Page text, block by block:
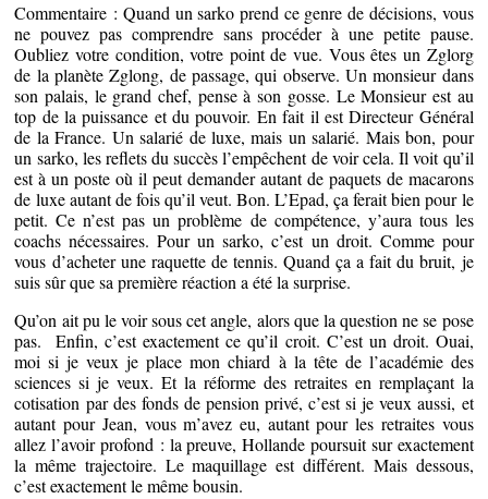
Commentaire : Quand un sarko prend ce genre de décisions, vous
ne pouvez pas comprendre sans procéder à une petite pause.
Oubliez votre condition, votre point de vue. Vous êtes un Zglorg
de la planète Zglong, de passage, qui observe. Un monsieur dans
son palais, le grand chef, pense à son gosse. Le Monsieur est au
top de la puissance et du pouvoir. En fait il est Directeur Général
de la France. Un salarié de luxe, mais un salarié. Mais bon, pour
un sarko, les reflets du succès l’empêchent de voir cela. Il voit qu’il
est à un poste où il peut demander autant de paquets de macarons
de luxe autant de fois qu’il veut. Bon. L’Epad, ça ferait bien pour le
petit. Ce n’est pas un problème de compétence, y’aura tous les
coachs nécessaires. Pour un sarko, c’est un droit. Comme pour
vous d’acheter une raquette de tennis. Quand ça a fait du bruit, je
suis sûr que sa première réaction a été la surprise.
Qu’on ait pu le voir sous cet angle, alors que la question ne se pose
pas. Enfin, c’est exactement ce qu’il croit. C’est un droit. Ouai,
moi si je veux je place mon chiard à la tête de l’académie des
sciences si je veux. Et la réforme des retraites en remplaçant la
cotisation par des fonds de pension privé, c’est si je veux aussi, et
autant pour Jean, vous m’avez eu, autant pour les retraites vous
allez l’avoir profond : la preuve, Hollande poursuit sur exactement
la même trajectoire. Le maquillage est différent. Mais dessous,
c’est exactement le même bousin.